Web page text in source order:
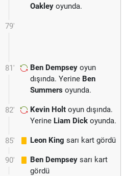
Oakley oyunda.
79'
81' Ben Dempsey oyun
dışında. Yerine Ben
Summers oyunda.
82' Kevin Holt oyun dışında.
Yerine Liam Dick oyunda.
85' Leon King sarı kart gördü
90' Ben Dempsey sarı kart
gördü